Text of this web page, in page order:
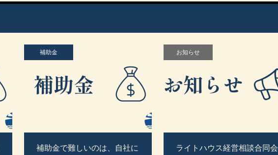
補助金
補助金で難しいのは、自社に
お知らせ
ライトハウス経営相談合同会